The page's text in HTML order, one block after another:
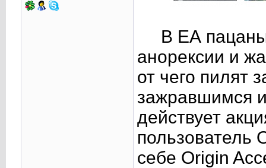
В ЕА
анорексии и
от чего пилят
зажравшимся
действует
пользователь
себе Origin